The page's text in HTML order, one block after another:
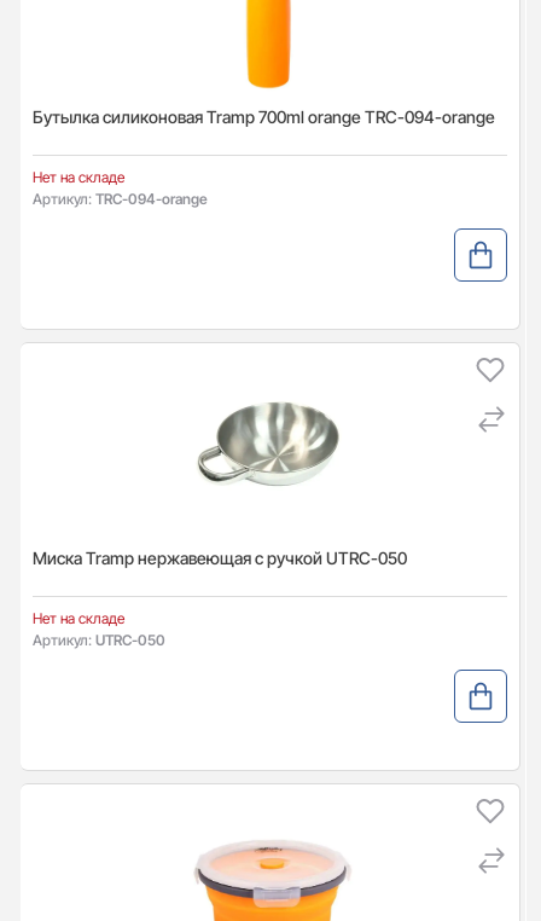
Бутылка силиконовая Tramp 700ml orange TRC-094-orange
Нет на складе
Артикул: TRC-094-orange
Миска Tramp нержавеющая с ручкой UTRC-050
Нет на складе
Артикул: UTRC-050